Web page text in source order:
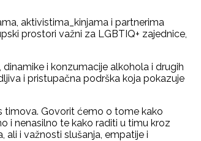
aktivistima_kinjama i partnerima
prostori važni za LGBTIQ+ zajednice,
i konzumacije alkohola i drugih
i pristupačna podrška koja pokazuje
timova. Govorit ćemo o tome kako
i nenasilno te kako raditi u timu kroz
i važnosti slušanja, empatije i